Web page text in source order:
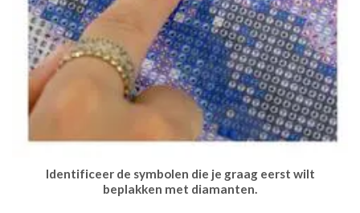
Identificeer de symbolen die je graag eerst wilt
beplakken met diamanten.